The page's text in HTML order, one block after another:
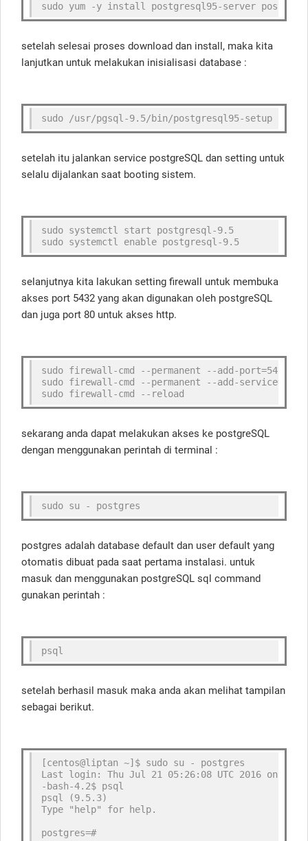
sudo yum -y install postgresql95-server
setelah selesai proses download dan install, maka kita
lanjutkan untuk melakukan inisialisasi database :
sudo /usr/pgsql-9.5/bin/postgresql95-setup
setelah itu jalankan service postgreSQL dan setting untuk
selalu dijalankan saat booting sistem.
sudo systemctl start postgresql-9.5
sudo systemctl enable postgresql-9.5
selanjutnya kita lakukan setting firewall untuk membuka
akses port 5432 yang akan digunakan oleh postgreSQL
dan juga port 80 untuk akses http.
sudo firewall-cmd --permanent --add-port=5432/
sudo firewall-cmd --permanent --add-service=http
sudo firewall-cmd --reload
sekarang anda dapat melakukan akses ke postgreSQL
dengan menggunakan perintah di terminal :
sudo su - postgres
postgres adalah database default dan user default yang
otomatis dibuat pada saat pertama instalasi. untuk
masuk dan menggunakan postgreSQL sql command
gunakan perintah :
psql
setelah berhasil masuk maka anda akan melihat tampilan
sebagai berikut.
[centos@liptan ~]$ sudo su - postgres
Last login: Thu Jul 21 05:26:08 UTC 2016 on pts/
-bash-4.2$ psql
psql (9.5.3)
Type "help" for help.
postgres=#